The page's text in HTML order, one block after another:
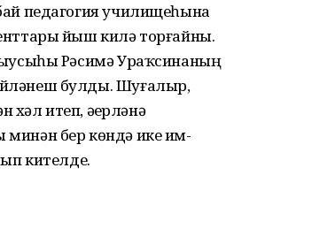
педагогия училищеһына
йыш килә тор­ғай­ны.
Рәсимә Ураҡсинаның
булды. Шуғалыр,
хәл итеп, әҙерләнә
минән бер көндә ике им­
кителде.